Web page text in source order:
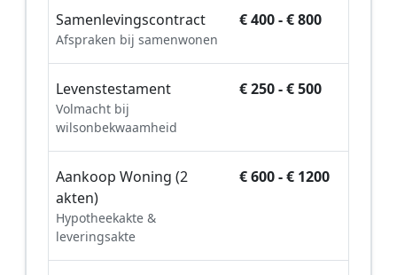
Samenlevingscontract
Afspraken bij samenwonen
€ 400 - € 800
Levenstestament
Volmacht bij
wilsonbekwaamheid
€ 250 - € 500
Aankoop Woning (2
akten)
Hypotheekakte &
leveringsakte
€ 600 - € 1200